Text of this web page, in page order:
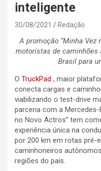
inteligente
30/08/2021 Redação
A promoção “Minha Vez
motoristas de caminhões
Brasil para
O TruckPad , maior
conecta cargas e
viabilizando o test-drive
parceria com a
no Novo Actros” tem
experiência única na
por 200 km em rotas pré-
caminhoneiros
regiões do país.